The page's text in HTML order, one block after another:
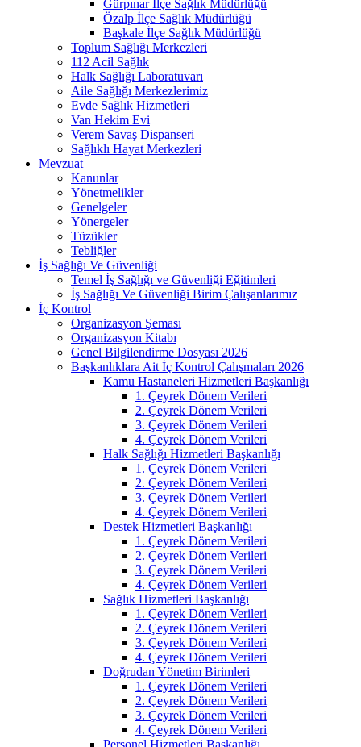
Gürpınar İlçe Sağlık Müdürlüğü
Özalp İlçe Sağlık Müdürlüğü
Başkale İlçe Sağlık Müdürlüğü
Toplum Sağlığı Merkezleri
112 Acil Sağlık
Halk Sağlığı Laboratuvarı
Aile Sağlığı Merkezlerimiz
Evde Sağlık Hizmetleri
Van Hekim Evi
Verem Savaş Dispanseri
Sağlıklı Hayat Merkezleri
Mevzuat
Kanunlar
Yönetmelikler
Genelgeler
Yönergeler
Tüzükler
Tebliğler
İş Sağlığı Ve Güvenliği
Temel İş Sağlığı ve Güvenliği Eğitimleri
İş Sağlığı Ve Güvenliği Birim Çalışanlarımız
İç Kontrol
Organizasyon Şeması
Organizasyon Kitabı
Genel Bilgilendirme Dosyası 2026
Başkanlıklara Ait İç Kontrol Çalışmaları 2026
Kamu Hastaneleri Hizmetleri Başkanlığı
1. Çeyrek Dönem Verileri
2. Çeyrek Dönem Verileri
3. Çeyrek Dönem Verileri
4. Çeyrek Dönem Verileri
Halk Sağlığı Hizmetleri Başkanlığı
1. Çeyrek Dönem Verileri
2. Çeyrek Dönem Verileri
3. Çeyrek Dönem Verileri
4. Çeyrek Dönem Verileri
Destek Hizmetleri Başkanlığı
1. Çeyrek Dönem Verileri
2. Çeyrek Dönem Verileri
3. Çeyrek Dönem Verileri
4. Çeyrek Dönem Verileri
Sağlık Hizmetleri Başkanlığı
1. Çeyrek Dönem Verileri
2. Çeyrek Dönem Verileri
3. Çeyrek Dönem Verileri
4. Çeyrek Dönem Verileri
Doğrudan Yönetim Birimleri
1. Çeyrek Dönem Verileri
2. Çeyrek Dönem Verileri
3. Çeyrek Dönem Verileri
4. Çeyrek Dönem Verileri
Personel Hizmetleri Başkanlığı